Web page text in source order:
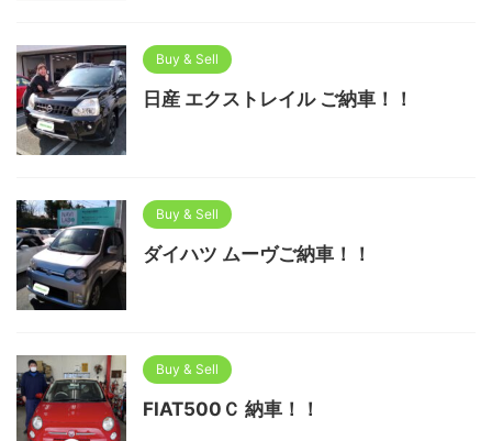
Buy & Sell
日産 エクストレイル ご納車！！
Buy & Sell
ダイハツ ムーヴご納車！！
Buy & Sell
FIAT500Ｃ 納車！！